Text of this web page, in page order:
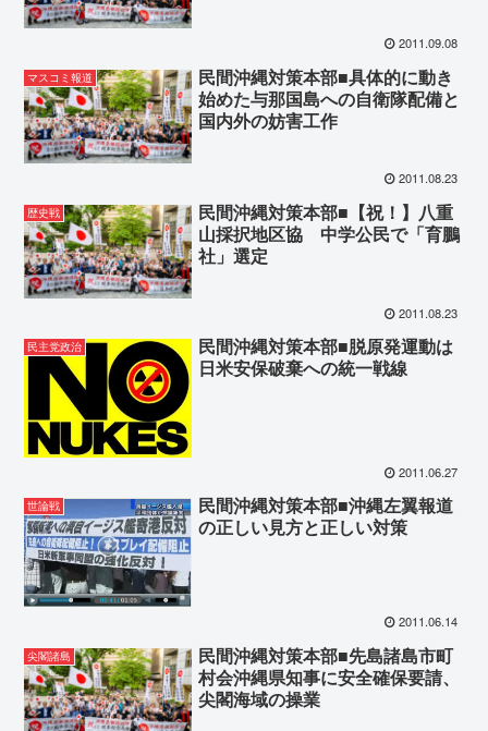
2011.09.08
マスコミ報道
民間沖縄対策本部■具体的に動き
始めた与那国島への自衛隊配備と
国内外の妨害工作
2011.08.23
歴史戦
民間沖縄対策本部■【祝！】八重
山採択地区協 中学公民で「育鵬
社」選定
2011.08.23
民主党政治
民間沖縄対策本部■脱原発運動は
日米安保破棄への統一戦線
2011.06.27
世論戦
民間沖縄対策本部■沖縄左翼報道
の正しい見方と正しい対策
2011.06.14
尖閣諸島
民間沖縄対策本部■先島諸島市町
村会沖縄県知事に安全確保要請、
尖閣海域の操業